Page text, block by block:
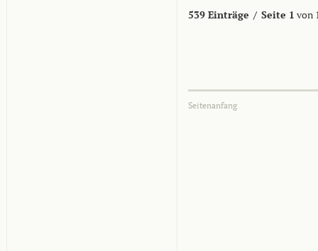
539 Einträge / Seite 1 von
Seitenanfang